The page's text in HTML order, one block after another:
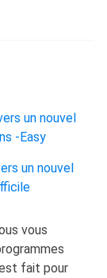
un nouvel
-Easy
un nouvel
vous
fait pour